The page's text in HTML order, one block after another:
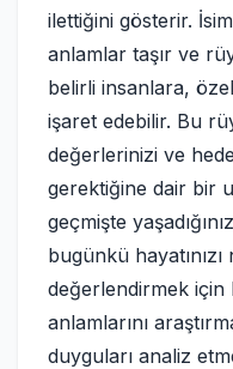
ilettiğini gösterir.
anlamlar taşır ve
belirli insanlara,
işaret edebilir. Bu
değerlerinizi ve
gerektiğine dair bir
geçmişte
bugünkü hayatınızı
değerlendirmek için
anlamlarını
duyguları analiz